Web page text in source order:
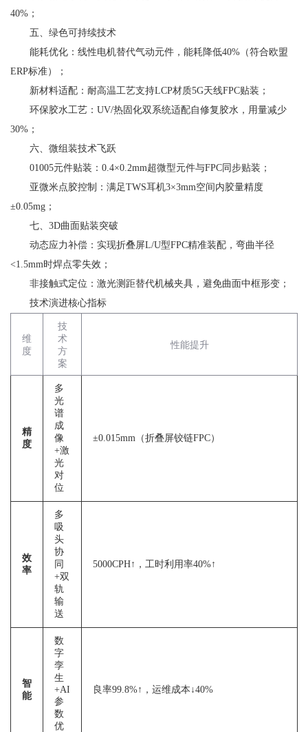
40%；
‌五、绿色可持续技术‌
‌能耗优化‌： 线性电机替代气动元件，能耗降低40%（符合欧盟
ERP标准）；
‌新材料适配‌： 耐高温工艺支持LCP材质5G天线FPC贴装；
‌环保胶水工艺‌： UV/热固化双系统适配自修复胶水，用量减少
30%；
‌六、微组装技术飞跃‌
‌01005元件贴装‌：0.4×0.2mm超微型元件与FPC同步贴装；
‌亚微米点胶控制‌：满足TWS耳机3×3mm空间内胶量精度
±0.05mg；
‌七、3D曲面贴装突破‌
‌动态应力补偿‌：实现折叠屏L/U型FPC精准装配，弯曲半径
<1.5mm时焊点零失效；
‌非接触式定位‌：激光测距替代机械夹具，避免曲面中框形变；
‌技术演进核心指标‌
维
度
技
术
方
案
性能提升
精
度
多
光
谱
成
像
+激
光
对
位
±0.015mm（折叠屏铰链FPC）
效
率
多
吸
头
协
同
+双
轨
输
送
5000CPH↑，工时利用率40%↑
智
能
数
字
孪
生
+AI
参
数
优
良率99.8%↑，运维成本↓40%